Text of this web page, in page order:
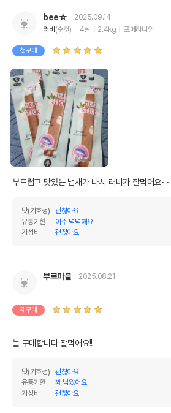
bee☆
2025.09.14
러비(수컷) 4살 2.4kg 포메라니안
첫구매
부드럽고 맛있는 냄새가 나서 러비가 잘먹어요~~
맛(기호성)
괜찮아요
유통기한
아주 넉넉해요
가성비
괜찮아요
부르마블 2025.08.21
재구매
늘 구매합니다 잘먹어요!!
맛(기호성)
괜찮아요
유통기한
꽤 남았어요
가성비
괜찮아요